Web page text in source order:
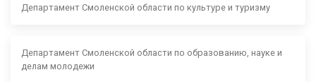
Департамент Смоленской области по культуре и туризму
Департамент Смоленской области по образованию, науке и
делам молодежи